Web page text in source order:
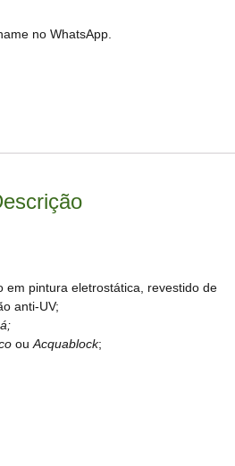
no WhatsApp.
em pintura eletrostática, revestido de
anti-UV;
ou Acquablock;